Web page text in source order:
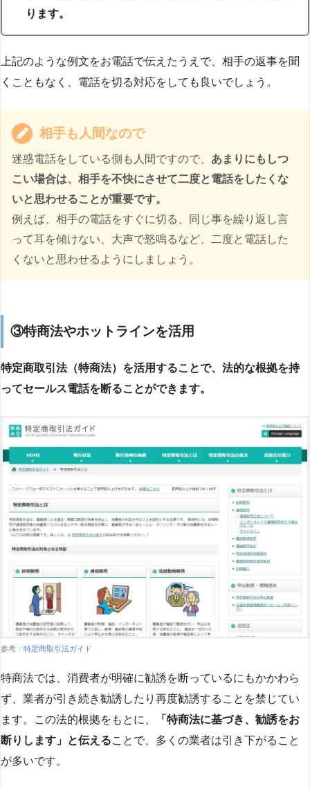
ります。
上記のような例文をお電話で伝えたうえで、相手の返事を聞
くこともなく、電話を切る対応をしても良いでしょう。
相手も人間なので
迷惑電話をしている側も人間ですので、 あまりにもしつ
こい場合は、相手を不快にさせて二度と電話をしたくな
いと思わせることが重要です。
例えば、相手の電話をすぐに切る、同じ事を繰り返し言
って耳を傾けない、大声で怒鳴るなど、二度と電話した
くないと思わせるようにしましょう。
③特商法やホットラインを活用
特定商取引法（特商法）を活用することで、法的な根拠を持
ってセールス電話を断ることができます。
参考： 特定商取引法ガイド
特商法では、消費者が明確に勧誘を断っているにもかかわら
ず、業者が引き続き勧誘したり再度勧誘することを禁じてい
ます。この法的根拠をもとに、
「特商法に基づき、勧誘をお
断りします」と伝えることで、多くの業者は引き下がること
が多いです​​。